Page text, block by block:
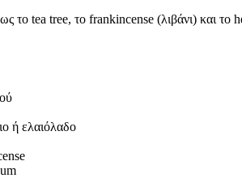
το tea tree, το frankincense (λιβάνι) και
ή ελαιόλαδο